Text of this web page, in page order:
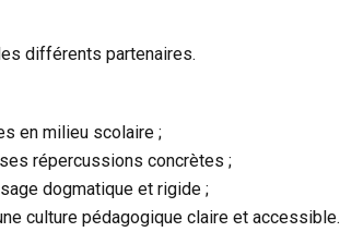
différents partenaires.
en milieu scolaire ;
répercussions concrètes ;
dogmatique et rigide ;
culture pédagogique claire et accessible.